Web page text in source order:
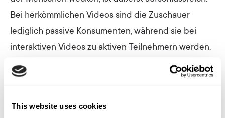
This website uses cookies
Bei herkömmlichen Videos sind die Zuschauer
lediglich passive Konsumenten, während sie bei
interaktiven Videos zu aktiven Teilnehmern werden.
Sie steuern die Handlung und erforschen das, was
sie am meisten interessiert. Interaktive Videos
nachzugehen und die Informationen abzurufen, die